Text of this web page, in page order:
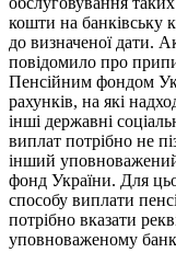
кошти на банківську
до визначеної дати.
повідомило про
Пенсійним фондом
рахунків, на які
інші державні
виплат потрібно не
інший
фонд України. Для
способу виплати
потрібно вказати
уповноваженому